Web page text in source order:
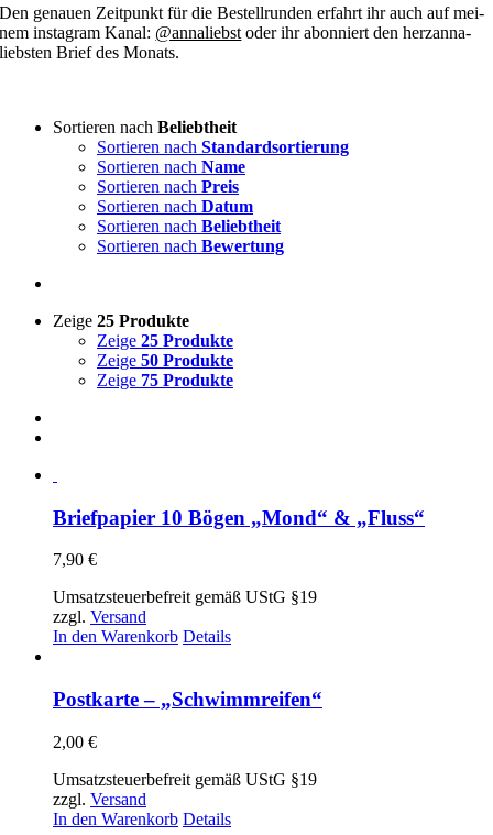
Den genau­en Zeit­punkt für die Bestell­run­den erfahrt ihr auch auf mei­
nem insta­gram Kanal: @annaliebst oder ihr abon­niert den her­zan­na­
liebs­ten Brief des Monats.
Sortieren nach Beliebtheit
Sortieren nach Standardsortierung
Sortieren nach Name
Sortieren nach Preis
Sortieren nach Datum
Sortieren nach Beliebtheit
Sortieren nach Bewertung
Zeige 25 Produkte
Zeige 25 Produkte
Zeige 50 Produkte
Zeige 75 Produkte
Briefpapier 10 Bögen „Mond“ & „Fluss“
7,90 €
Umsatzsteuerbefreit gemäß UStG §19
zzgl. Versand
In den Warenkorb Details
Postkarte – „Schwimmreifen“
2,00 €
Umsatzsteuerbefreit gemäß UStG §19
zzgl. Versand
In den Warenkorb Details